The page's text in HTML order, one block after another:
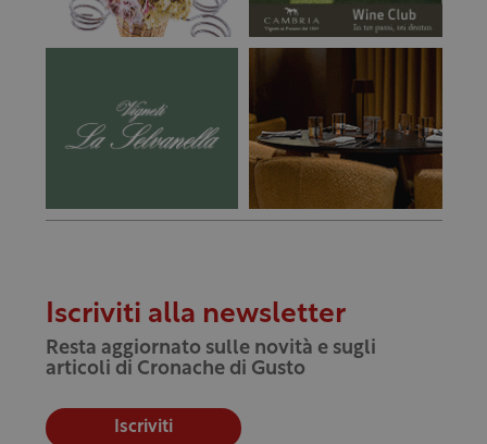
Iscriviti alla newsletter
Resta aggiornato sulle novità e sugli
articoli di Cronache di Gusto
Iscriviti